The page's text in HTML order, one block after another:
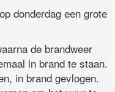
donderdag een grote
de brandweer
in brand te staan.
in brand gevlogen.